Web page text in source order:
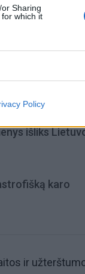
Sharing
which it
Policy
išliks
karo
ir